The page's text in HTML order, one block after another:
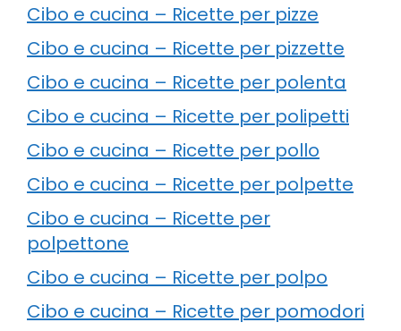
Cibo e cucina – Ricette per pizze
Cibo e cucina – Ricette per pizzette
Cibo e cucina – Ricette per polenta
Cibo e cucina – Ricette per polipetti
Cibo e cucina – Ricette per pollo
Cibo e cucina – Ricette per polpette
Cibo e cucina – Ricette per
polpettone
Cibo e cucina – Ricette per polpo
Cibo e cucina – Ricette per pomodori